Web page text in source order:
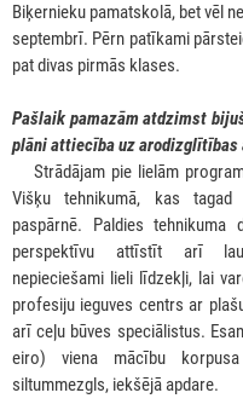
Biķernieku pamatskolā, bet vēl
septembrī. Pērn patīkami
pat divas pirmās klases.
Pašlaik pamazām atdzimst
plāni attiecība uz arodizglītības
Strādājam pie lielām
Višķu tehnikumā, kas tagad
paspārnē. Paldies
perspektīvu attīstīt arī
nepieciešami lieli līdzekļi, lai
profesiju ieguves centrs ar
arī ceļu būves speciālistus.
eiro) viena mācību
siltummezgls, iekšējā apdare.